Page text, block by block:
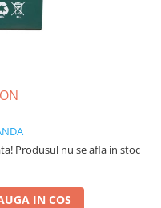
Produsul nu se afla in stoc
IN COS